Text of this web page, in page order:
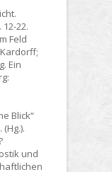
22.
Feld
Ein
Blick“
und